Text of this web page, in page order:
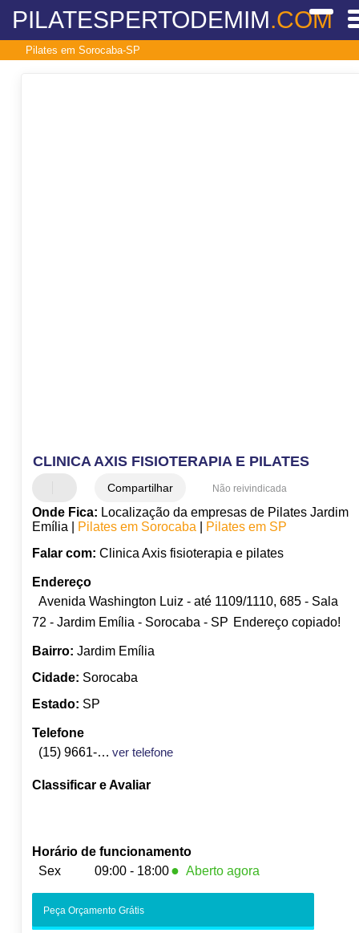
PILATESPERTODEMIM.COM
Pilates em Sorocaba-SP
CLINICA AXIS FISIOTERAPIA E PILATES
Compartilhar Não reivindicada
Onde Fica: Localização da empresas de Pilates Jardim
Emília |
Pilates em Sorocaba|
Pilates em SP
Falar com: Clinica Axis fisioterapia e pilates
Endereço
Avenida Washington Luiz - até 1109/1110, 685 - Sala
72 - Jardim Emília - Sorocaba - SP Endereço copiado!
Bairro: Jardim Emília
Cidade: Sorocaba
Estado: SP
Telefone
(15) 9661-5668
ver telefone
Classificar e Avaliar
Horário de funcionamento
Sex
09:00 - 18:00 ● Aberto agora
-
Peça Orçamento Grátis